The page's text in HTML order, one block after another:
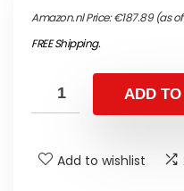
Amazon.nl Price:€187.89(as of
FREE Shipping.
ADD
Add to wishlist